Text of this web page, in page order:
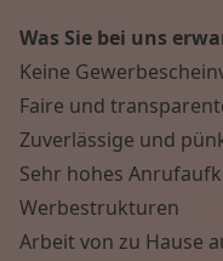
Was Sie bei uns
Keine
Faire und
Zuverlässige und
Sehr hohes
Werbestrukturen
Arbeit von zu Hause